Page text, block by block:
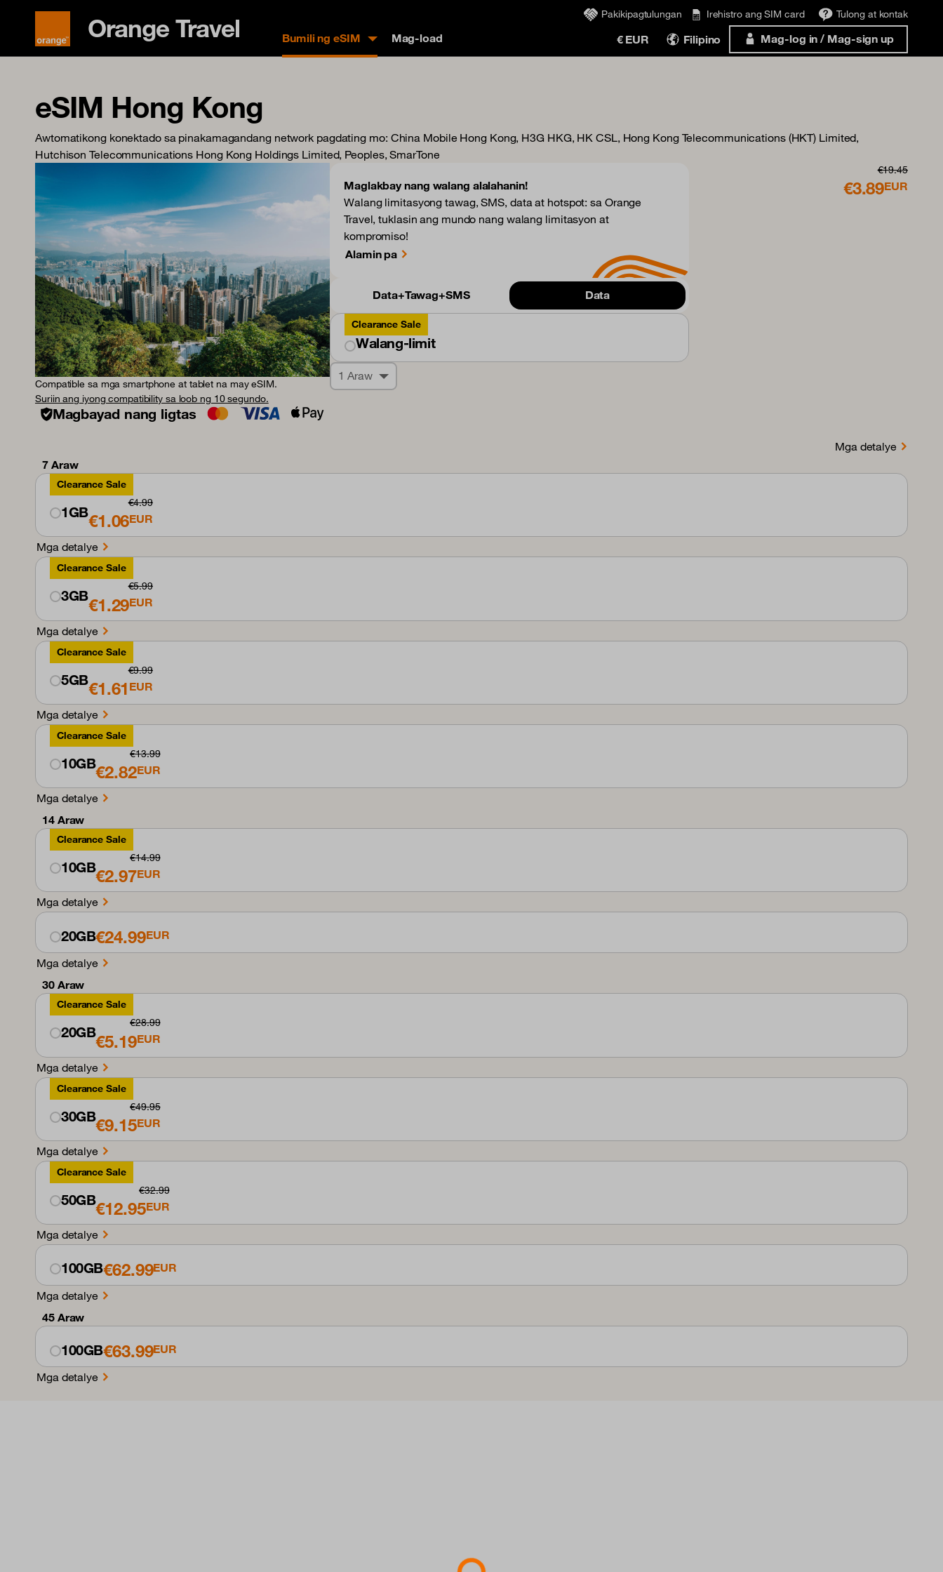
Orange Travel Bumili ng eSIM Mag-load
Pakikipagtulungan Irehistro ang SIM card Tulong at kontak
€ EUR Filipino Mag-log in / Mag-sign up
eSIM Hong Kong
Awtomatikong konektado sa pinakamagandang network pagdating mo: China Mobile Hong Kong, H3G HKG, HK CSL, Hong Kong Telecommunications (HKT) Limited,
Hutchison Telecommunications Hong Kong Holdings Limited, Peoples, SmarTone
Compatible sa mga smartphone at tablet na may eSIM.
Suriin ang iyong compatibility sa loob ng 10 segundo.
Magbayad nang ligtas
Maglakbay nang walang alalahanin!
Walang limitasyong tawag, SMS, data at hotspot: sa Orange
Travel, tuklasin ang mundo nang walang limitasyon at
kompromiso!
Alamin pa
Data+Tawag+SMS Data
Clearance Sale
Walang-limit
1 Araw
€19.45
€3.89EUR
Mga detalye
7 Araw
Clearance Sale
1GB
€4.99
€1.06EUR
Mga detalye
Clearance Sale
3GB
€5.99
€1.29EUR
Mga detalye
Clearance Sale
5GB
€9.99
€1.61 EUR
Mga detalye
Clearance Sale
10GB
€13.99
€2.82EUR
Mga detalye
14 Araw
Clearance Sale
10GB
€14.99
€2.97EUR
Mga detalye
20GB€24.99EUR
Mga detalye
30 Araw
Clearance Sale
20GB
€28.99
€5.19EUR
Mga detalye
Clearance Sale
30GB
€49.95
€9.15EUR
Mga detalye
Clearance Sale
50GB
€32.99
€12.95EUR
Mga detalye
100GB€62.99EUR
Mga detalye
45 Araw
100GB€63.99EUR
Mga detalye